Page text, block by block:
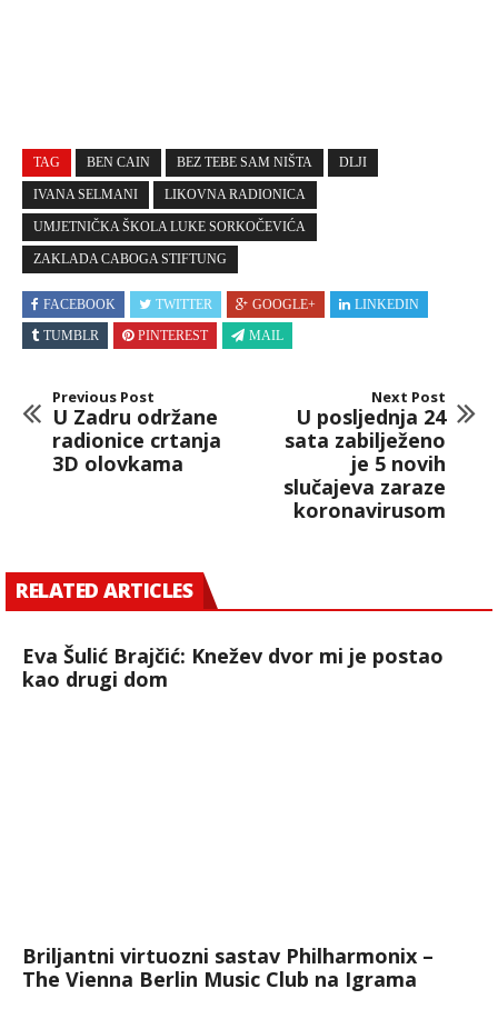
TAG BEN CAIN BEZ TEBE SAM NIŠTA DLJI
IVANA SELMANI LIKOVNA RADIONICA
UMJETNIČKA ŠKOLA LUKE SORKOČEVIĆA
ZAKLADA CABOGA STIFTUNG
FACEBOOK TWITTER GOOGLE+
LINKEDIN
TUMBLR
PINTEREST MAIL
Previous Post
U Zadru održane
radionice crtanja
3D olovkama
Next Post
U posljednja 24
sata zabilježeno
je 5 novih
slučajeva zaraze
koronavirusom
RELATED ARTICLES
Eva Šulić Brajčić: Knežev dvor mi je postao
kao drugi dom
Briljantni virtuozni sastav Philharmonix –
The Vienna Berlin Music Club na Igrama